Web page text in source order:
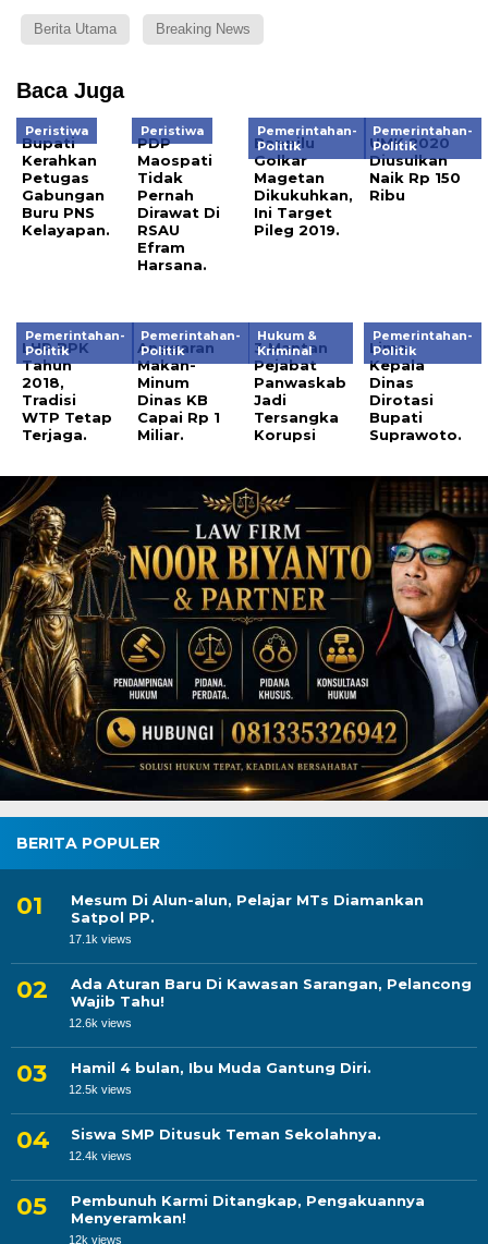
Berita Utama Breaking News
Baca Juga
Peristiwa
Bupati
Kerahkan
Petugas
Gabungan
Buru PNS
Kelayapan.
Peristiwa
PDP
Maospati
Tidak
Pernah
Dirawat Di
RSAU
Efram
Harsana.
Pemerintahan-
Politik
Bappilu
Golkar
Magetan
Dikukuhkan,
Ini Target
Pileg 2019.
Pemerintahan-
Politik
UMK 2020
Diusulkan
Naik Rp 150
Ribu
Pemerintahan-
Politik
LHP BPK
Tahun
2018,
Tradisi
WTP Tetap
Terjaga.
Pemerintahan-
Politik
Anggaran
Makan-
Minum
Dinas KB
Capai Rp 1
Miliar.
Hukum &
Kriminal
3 Mantan
Pejabat
Panwaskab
Jadi
Tersangka
Korupsi
Pemerintahan-
Politik
Lima
Kepala
Dinas
Dirotasi
Bupati
Suprawoto.
BERITA POPULER
Mesum Di Alun-alun, Pelajar MTs Diamankan
Satpol PP.
17.1k views
Ada Aturan Baru Di Kawasan Sarangan, Pelancong
Wajib Tahu!
12.6k views
Hamil 4 bulan, Ibu Muda Gantung Diri.
12.5k views
Siswa SMP Ditusuk Teman Sekolahnya.
12.4k views
Pembunuh Karmi Ditangkap, Pengakuannya
Menyeramkan!
12k views